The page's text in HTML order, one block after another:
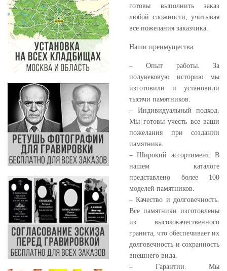
готовы выполнить заказ
любой сложности, учитывая
все пожелания заказчика.
Наши преимущества:
– Опыт работы. За
полувековую историю мы
изготовили и установили
тысячи памятников.
– Индивидуальный подход.
Мы готовы учесть все ваши
пожелания при создании
памятника.
– Широкий ассортимент. В
нашем каталоге
представлено более 100
моделей памятников.
– Качество и долговечность.
Все памятники изготовлены
из высококачественного
гранита, что обеспечивает их
долговечность и сохранность
внешнего вида.
– Гарантии. Мы